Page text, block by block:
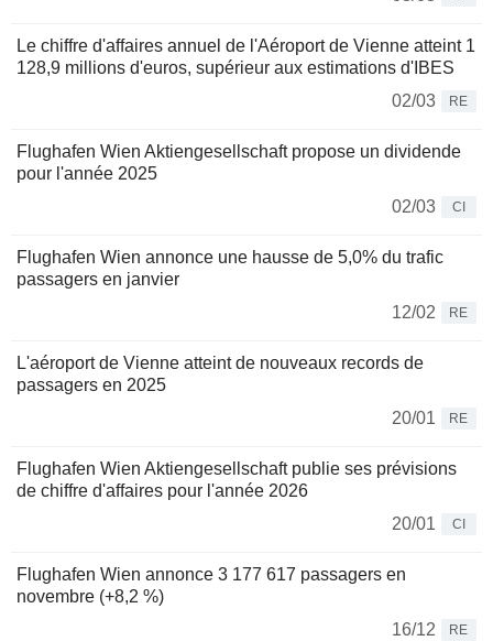
Le chiffre d'affaires annuel de l'Aéroport de Vienne atteint 1
128,9 millions d'euros, supérieur aux estimations d'IBES
02/03
RE
Flughafen Wien Aktiengesellschaft propose un dividende
pour l'année 2025
02/03
CI
Flughafen Wien annonce une hausse de 5,0% du trafic
passagers en janvier
12/02
RE
L'aéroport de Vienne atteint de nouveaux records de
passagers en 2025
20/01
RE
Flughafen Wien Aktiengesellschaft publie ses prévisions
de chiffre d'affaires pour l'année 2026
20/01
CI
Flughafen Wien annonce 3 177 617 passagers en
novembre (+8,2 %)
16/12
RE